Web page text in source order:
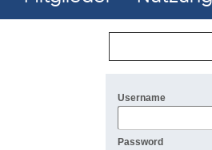
Username
Password